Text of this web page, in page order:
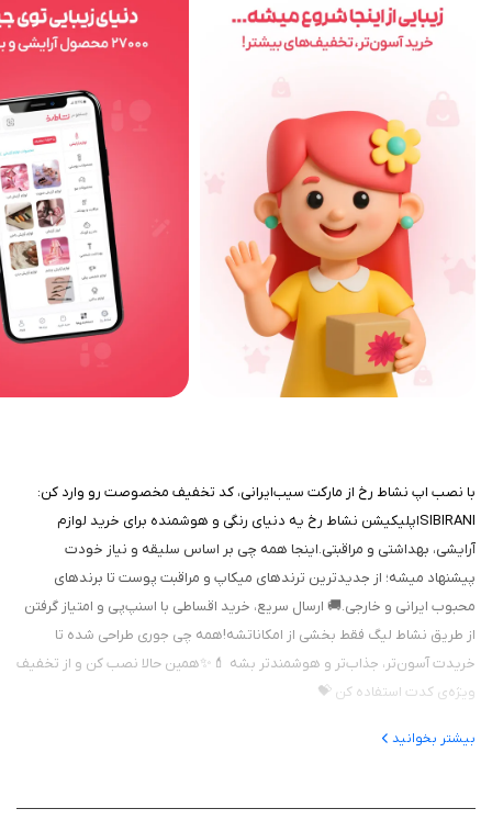
با نصب اپ نشاط رخ از مارکت سیب‌ایرانی، کد تخفیف مخصوصت رو وارد کن:
SIBIRANIاپلیکیشن نشاط رخ یه دنیای رنگی و هوشمنده برای خرید لوازم
آرایشی، بهداشتی و مراقبتی.اینجا همه چی بر اساس سلیقه و نیاز خودت
پیشنهاد میشه؛ از جدیدترین ترندهای میکاپ و مراقبت پوست تا برندهای
محبوب ایرانی و خارجی.🚚 ارسال سریع، خرید اقساطی با اسنپ‌پی و امتیاز گرفتن
از طریق نشاط لیگ فقط بخشی از امکاناتشه!همه چی جوری طراحی شده تا
خریدت آسون‌تر، جذاب‌تر و هوشمندتر بشه 💄✨همین حالا نصب کن و از تخفیف
ویژه‌ی کدت استفاده کن 💝
بیشتر بخوانید